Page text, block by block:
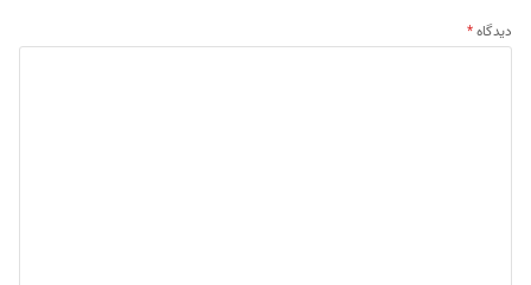
دیدگاه*